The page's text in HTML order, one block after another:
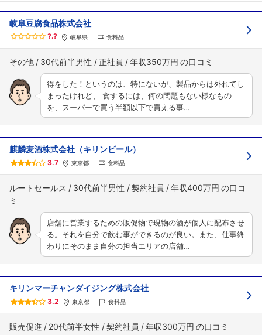
岐阜豆腐食品株式会社
?.? 岐阜県 食料品
その他 30代前半男性 正社員 年収350万円
得をした！というのは、特にないが、製品からは外れてし
まったけれど、 食するには、何の問題もない様なもの
を、スーパーで買う半額以下で買える事…
麒麟麦酒株式会社（キリンビール）
3.7 東京都 食料品
ルートセールス 30代前半男性 契約社員 年収400万円
店舗に営業するための販促物で現物の酒が個人に配布させ
る。それを自分で飲む事ができるのが良い。また、仕事終
わりにそのまま自分の担当エリアの店舗…
キリンマーチャンダイジング株式会社
3.2 東京都 食料品
販売促進 20代前半女性 契約社員 年収300万円